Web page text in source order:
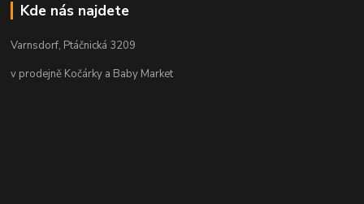
Kde nás najdete
Varnsdorf, Ptáčnická 3209
v prodejně Kočárky a Baby Market